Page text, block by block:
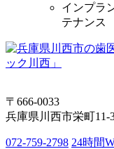
インプラ
テナンス
〒666-0033
兵庫県川西市栄町
072-759-2798 24時間